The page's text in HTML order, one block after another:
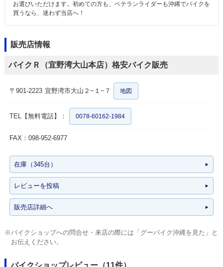
お選びいただけます。初めての方も、ベテランライダーも沖縄でバイクを
買うなら、迷わず当店へ！
販売店情報
バイクＲ（宜野湾大山本店）格安バイク販売
〒901-2223 宜野湾市大山２−１−７ 地図
TEL【無料電話】： 0078-60162-1984
FAX：098-952-6977
在庫（345台）
レビューを投稿
販売店詳細へ
※バイクショップへの問合せ・来店の際には「グーバイク沖縄を見た」と
お伝えください。